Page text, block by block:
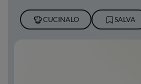
CUCINALO SALVA